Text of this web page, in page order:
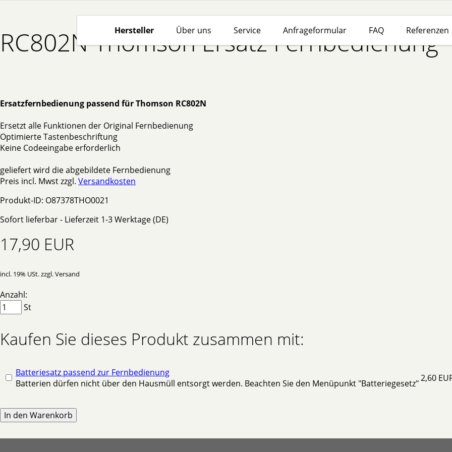
Hersteller Über uns Service Anfrageformular FAQ Referenzen
RC802N Thomson Ersatz Fernbedienung
Ersatzfernbedienung passend für Thomson RC802N
Ersetzt alle Funktionen der Original Fernbedienung
Optimierte Tastenbeschriftung
Keine Codeeingabe erforderlich
geliefert wird die abgebildete Fernbedienung
Preis incl. Mwst zzgl. Versandkosten
Produkt-ID: O87378THO0021
Sofort lieferbar - Lieferzeit 1-3 Werktage (DE)
17,90 EUR
incl. 19% USt. zzgl. Versand
Anzahl:
St
Kaufen Sie dieses Produkt zusammen mit:
Batteriesatz passend zur Fernbedienung
Batterien dürfen nicht über den Hausmüll entsorgt werden. Beachten Sie den Menüpunkt "Batteriegesetz"2,60
In den Warenkorb